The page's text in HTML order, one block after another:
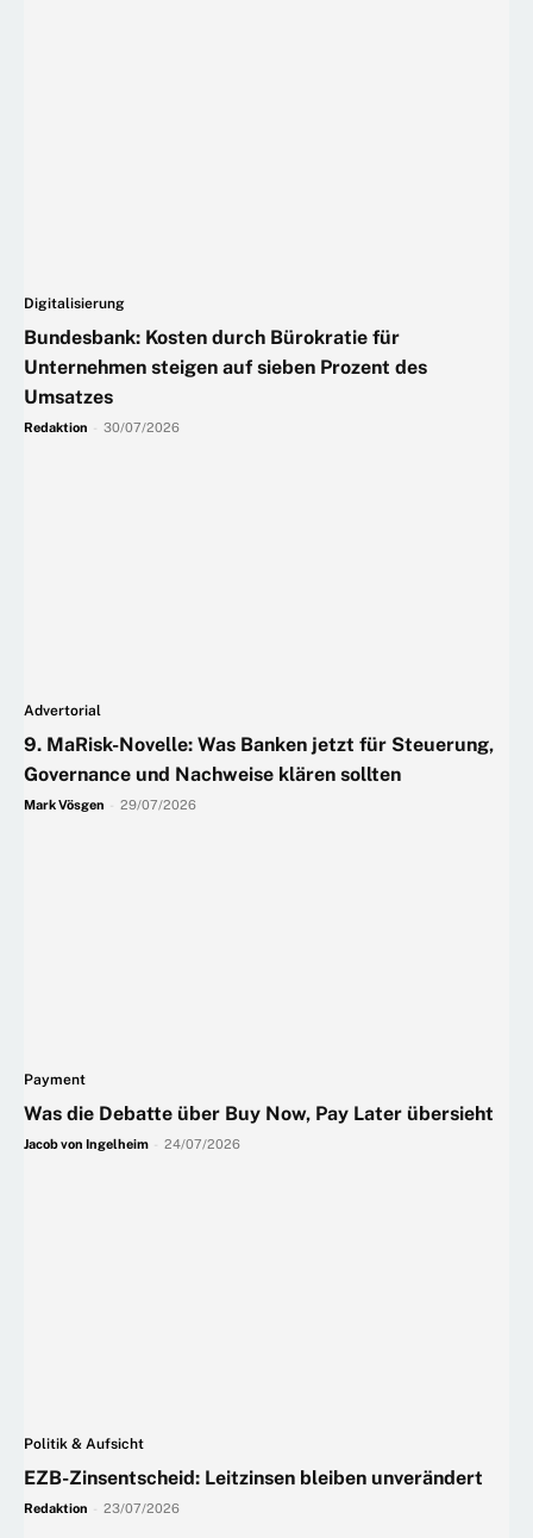
Digitalisierung
Bundesbank: Kosten durch Bürokratie für
Unternehmen steigen auf sieben Prozent des
Umsatzes
Redaktion 30/07/2026
Advertorial
9. MaRisk-Novelle: Was Banken jetzt für Steuerung,
Governance und Nachweise klären sollten
Mark Vösgen 29/07/2026
Payment
Was die Debatte über Buy Now, Pay Later übersieht
Jacob von Ingelheim 24/07/2026
Politik & Aufsicht
EZB-Zinsentscheid: Leitzinsen bleiben unverändert
Redaktion 23/07/2026